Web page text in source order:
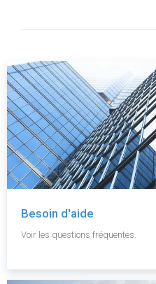
Besoin d'aide
Voir les questions fréquentes.